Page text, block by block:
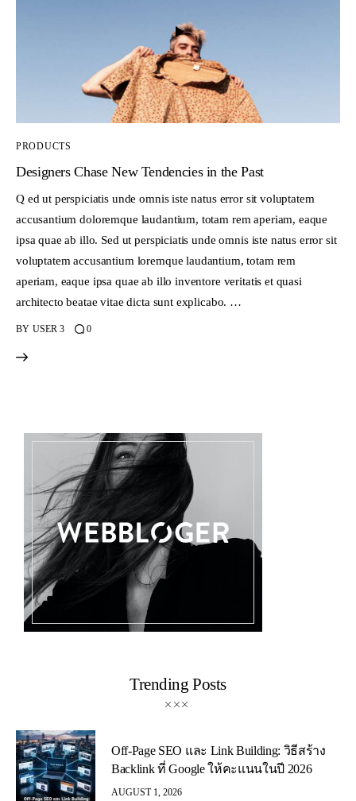
PRODUCTS
Designers Chase New Tendencies in the Past
Q ed ut perspiciatis unde omnis iste natus error sit voluptatem
accusantium doloremque laudantium, totam rem aperiam, eaque
ipsa quae ab illo. Sed ut perspiciatis unde omnis iste natus error sit
voluptatem accusantium loremque laudantium, totam rem
aperiam, eaque ipsa quae ab illo inventore veritatis et quasi
architecto beatae vitae dicta sunt explicabo. …
BY USER 3 0
Trending Posts
Off-Page SEO และ Link Building: วิธีสร้าง
Backlink ที่ Google ให้คะแนนในปี 2026
AUGUST 1, 2026